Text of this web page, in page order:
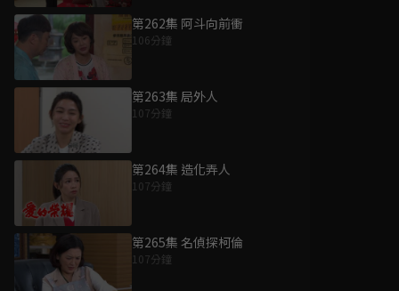
第262集 阿斗向前衝
106分鐘
第263集 局外人
107分鐘
第264集 造化弄人
107分鐘
第265集 名偵探柯倫
107分鐘